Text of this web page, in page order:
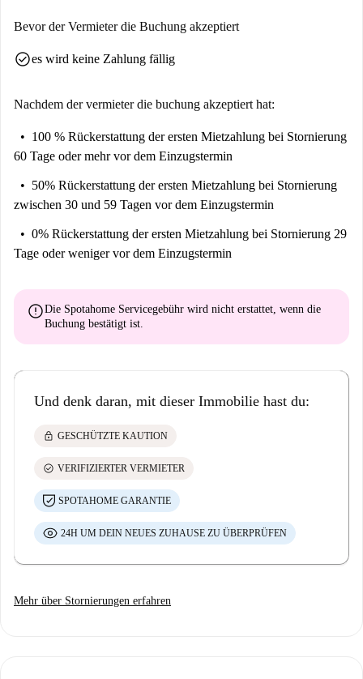
Bevor der Vermieter die Buchung akzeptiert
check_circlees wird keine Zahlung fällig
Nachdem der vermieter die buchung akzeptiert hat:
100 % Rückerstattung der ersten Mietzahlung bei Stornierung
60 Tage oder mehr vor dem Einzugstermin
50% Rückerstattung der ersten Mietzahlung bei Stornierung
zwischen 30 und 59 Tagen vor dem Einzugstermin
0% Rückerstattung der ersten Mietzahlung bei Stornierung 29
Tage oder weniger vor dem Einzugstermin
errorDie Spotahome Servicegebühr wird nicht erstattet , wenn die
Buchung bestätigt ist.
Und denk daran, mit dieser Immobilie hast du:
lock GESCHÜTZTE KAUTION
check_circle VERIFIZIERTER VERMIETER
SPOTAHOME GARANTIE
24H UM DEIN NEUES ZUHAUSE ZU ÜBERPRÜFEN
Mehr über Stornierungen erfahren